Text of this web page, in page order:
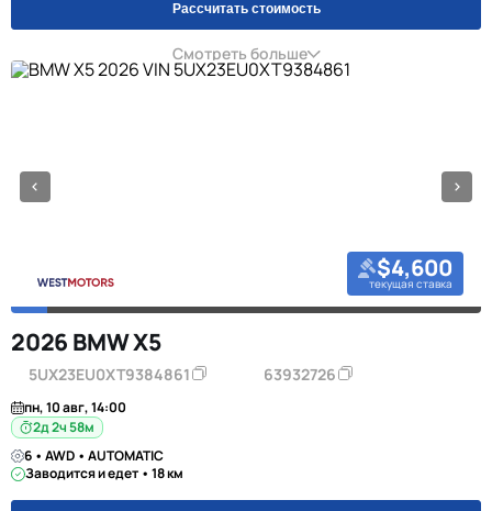
Рассчитать стоимость
Смотреть больше
$4,600
текущая ставка
2026 BMW X5
5UX23EU0XT9384861 63932726
пн, 10 авг, 14:00
2д 2ч 58м
6 • AWD • AUTOMATIC
Заводится и едет • 18 км